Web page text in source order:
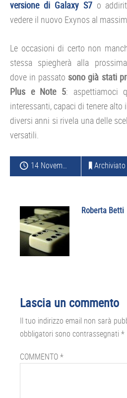
versione di Galaxy S7o
vedere il nuovo Exynos al
Le occasioni di certo non
stessa spiegherà alla
dove in passato sono già stati
Plus e Note 5: aspettiamoci
interessanti, capaci di tenere alto
diversi anni si rivela una delle
versatili.
14 Novembre 2015 Archiviato
Roberta Betti
Interazioni
del
lettore
Lascia un commento
Il tuo indirizzo email non sarà
obbligatori sono contrassegnati *
COMMENTO*